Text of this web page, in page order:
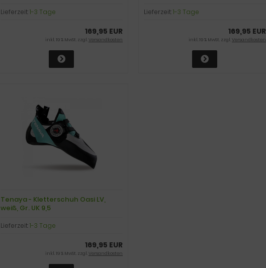
Lieferzeit:1-3 Tage
169,95 EUR
inkl. 19 % MwSt. zzgl.Versandkosten
Lieferzeit:1-3 Tage
169,95 EUR
inkl. 19 % MwSt. zzgl.Versandkosten
Tenaya - Kletterschuh Oasi LV,
weiß, Gr. UK 9,5
Lieferzeit:1-3 Tage
169,95 EUR
inkl. 19 % MwSt. zzgl.Versandkosten